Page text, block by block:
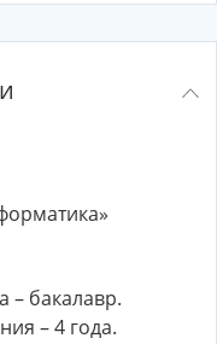
– бакалавр.
– 4 года.